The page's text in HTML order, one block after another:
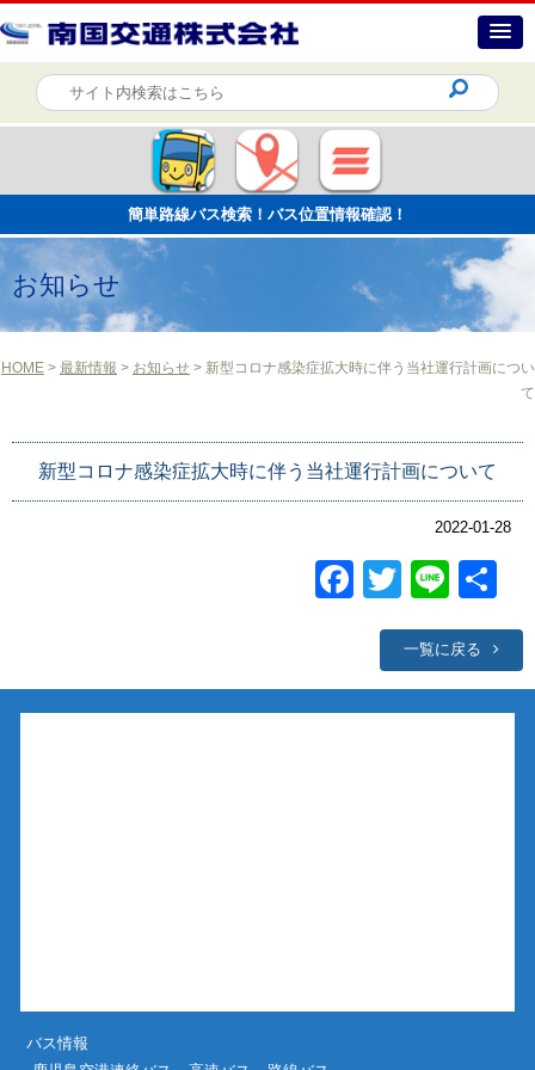
簡単路線バス検索！バス位置情報確認！
お知らせ
HOME > 最新情報 > お知らせ > 新型コロナ感染症拡大時に伴う当社運行計画につい
て
新型コロナ感染症拡大時に伴う当社運行計画について
2022-01-28
Facebook
Twitter
Line
一覧に戻る
バス情報